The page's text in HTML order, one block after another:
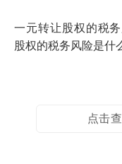
一元转让股权的税
股权的税务风险是什
点击